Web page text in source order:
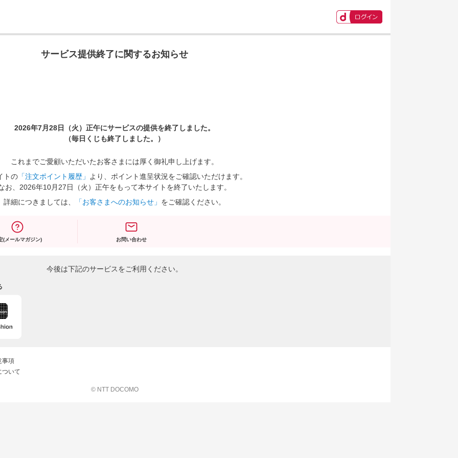
サービス提供終了に関するお知らせ
2026年7月28日（火）正午にサービスの提供を終了しました。
（毎日くじも終了しました。）
これまでご愛顧いただいたお客さまには厚く御礼申し上げます。
トの 「注文ポイント履歴」
より、ポイント進呈状況をご確認いただけます。
お、2026年10月27日（火）正午をもって本サイトを終了いたします。
詳細につきましては、
「お客さまへのお知らせ」 をご確認ください。
(メールマガジン) お問い合わせ
今後は下記のサービスをご利用ください。
事項
ついて
© NTT DOCOMO